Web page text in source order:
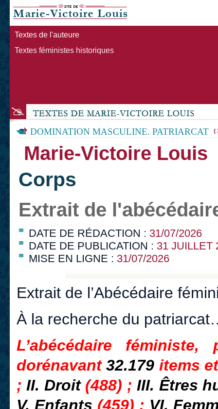
Textes de l'auteure
Textes féministes historiques
DOMINATION MASCULINE. PATRIARCAT {
Marie-Victoire Louis
Corps
Extrait de
DATE DE RÉDACTION : 31/07/2026
DATE DE PUBLICATION : 31 JUILLET
MISE EN LIGNE : 31/07/2026
Extrait de l’Abécédaire
À la recherche du
L’abécédaire
dorénavant 32.179 items
;II. Droit (488) ;III. Êtres
V. Enfants (459) ; VI.